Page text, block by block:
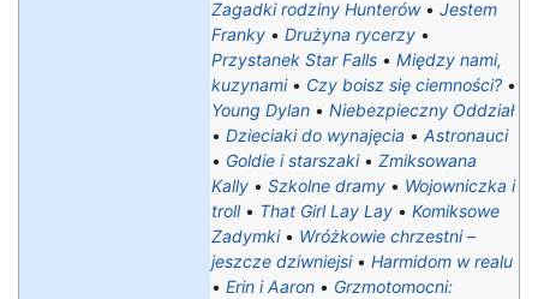
Zagadki rodziny Hunterów• Jestem
Franky • Drużyna rycerzy •
Przystanek Star Falls • Między nami,
kuzynami• Czy boisz się ciemności? •
Young Dylan • Niebezpieczny Oddział
• Dzieciaki do wynajęcia • Astronauci
• Goldie i starszaki• Zmiksowana
Kally • Szkolne dramy • Wojowniczka i
troll• That Girl Lay Lay • Komiksowe
Zadymki• Wróżkowie chrzestni –
jeszcze dziwniejsi• Harmidom w realu
• Erin i Aaron • Grzmotomocni: